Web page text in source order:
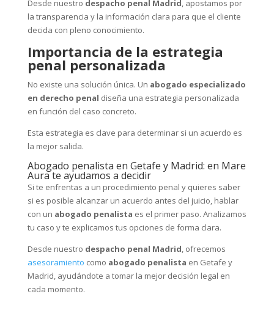
Desde nuestro despacho penal Madrid, apostamos por
la transparencia y la información clara para que el cliente
decida con pleno conocimiento.
Importancia de la estrategia
penal personalizada
No existe una solución única. Un abogado especializado
en derecho penal diseña una estrategia personalizada
en función del caso concreto.
Esta estrategia es clave para determinar si un acuerdo es
la mejor salida.
Abogado penalista en Getafe y Madrid: en Mare
Aura te ayudamos a decidir
Si te enfrentas a un procedimiento penal y quieres saber
si es posible alcanzar un acuerdo antes del juicio, hablar
con un abogado penalista es el primer paso. Analizamos
tu caso y te explicamos tus opciones de forma clara.
Desde nuestro despacho penal Madrid, ofrecemos
asesoramiento como abogado penalista en Getafe y
Madrid, ayudándote a tomar la mejor decisión legal en
cada momento.